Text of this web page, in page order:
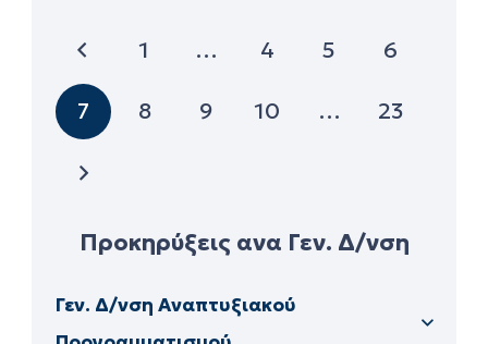
1 … 4 5 6
7 8 9 10 … 23
Προκηρύξεις ανα Γεν. Δ/νση
Γεν. Δ/νση Αναπτυξιακού